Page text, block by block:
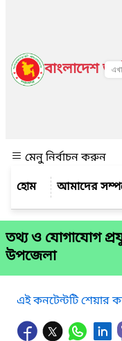
বাংলাদেশ
মেনু নির্বাচন করুন
আমাদের
তথ্য ও যোগাযোগ
উপজেলা
এই কনটেন্টটি শেয়ার